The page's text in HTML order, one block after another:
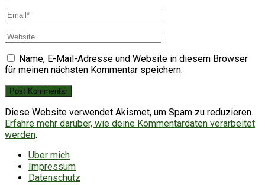
Name, E-Mail-Adresse und Website in diesem Browser
für meinen nächsten Kommentar speichern.
Diese Website verwendet Akismet, um Spam zu reduzieren.
Erfahre mehr darüber, wie deine Kommentardaten verarbeitet
werden.
Über mich
Impressum
Datenschutz